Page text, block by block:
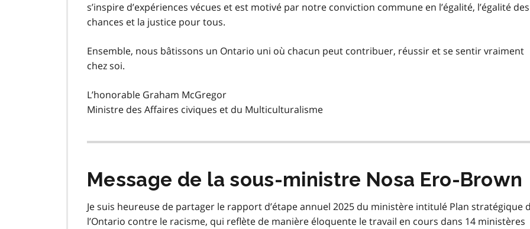
s’inspire d’expériences vécues et est motivé par notre conviction commune en l’égalité, l’égalité des
chances et la justice pour tous.
Ensemble, nous bâtissons un Ontario uni où chacun peut contribuer, réussir et se sentir vraiment
chez soi.
L’honorable Graham McGregor
Ministre des Affaires civiques et du Multiculturalisme
Message de la sous-ministre Nosa Ero-Brown
Je suis heureuse de partager le rapport d’étape annuel 2025 du ministère intitulé Plan stratégique
l’Ontario contre le racisme, qui reflète de manière éloquente le travail en cours dans 14 ministères